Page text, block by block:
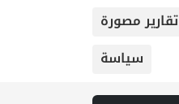
تقارير مصورة
سياسة